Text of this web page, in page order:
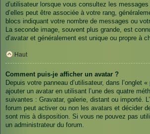
d’utilisateur lorsque vous consultez les messages
d’elles peut être associée à votre rang,
blocs indiquant votre nombre de messages ou
La seconde image, souvent plus grande, est
d’avatar et généralement est unique ou propre à
Haut
Comment puis-je afficher un avatar ?
Depuis votre panneau d’utilisateur, dans l’onglet
ajouter un avatar en utilisant l’une des quatre
suivantes : Gravatar, galerie, distant ou importé.
forum peut activer ou non les avatars et décider
sont mis à disposition. Si vous ne pouvez pas
un administrateur du forum.